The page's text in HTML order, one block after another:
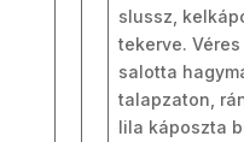
slussz,
tekerve.
salotta
talapzaton,
lila káposzta